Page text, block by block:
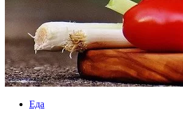
Еда